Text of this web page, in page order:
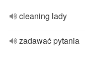
cleaning lady
zadawać pytania